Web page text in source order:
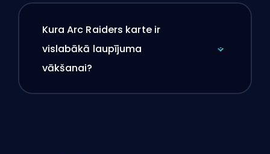
Kura Arc Raiders karte ir
vislabākā laupījuma
vākšanai?